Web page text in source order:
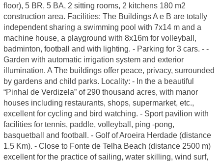
floor), 5 BR, 5 BA, 2 sitting rooms, 2 kitchens 180 m2
construction area. Facilities: The Buildings A e B are totally
independent sharing a swimming pool with 7x14 m and a
machine house, a playground with 8x16m for volleyball,
badminton, football and with lighting. - Parking for 3 cars. - -
Garden with automatic irrigation system and exterior
illumination. A The buildings offer peace, privacy, surrounded
by gardens and child parks. Locality: - In the a beautiful
“Pinhal de Verdizela” of 290 thousand acres, with manor
houses including restaurants, shops, supermarket, etc.,
excellent for cycling and bird watching. - Sport pavilion with
facilities for tennis, paddle, volleyball, ping -pong,
basquetball and football. - Golf of Aroeira Herdade (distance
1.5 Km). - Close to Fonte de Telha Beach (distance 2500 m)
excellent for the practice of sailing, water skilling, wind surf,